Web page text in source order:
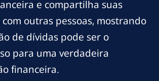
e compartilha suas
outras pessoas, mostrando
de dívidas pode ser o
para uma verdadeira
financeira.